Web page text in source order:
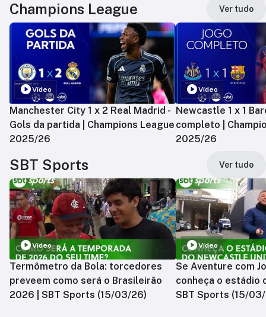
Champions League Ver tudo
Vídeo
Manchester City 1 x 2 Real Madrid -
Gols da partida | Champions League
2025/26
Vídeo
Newcastle 1 x 1
completo |
2025/26
SBT Sports Ver tudo
Vídeo
Termômetro da Bola: torcedores
preveem como será o Brasileirão
2026 | SBT Sports (15/03/26)
Vídeo
Se Aventure com
conheça o estádio
SBT Sports (15/